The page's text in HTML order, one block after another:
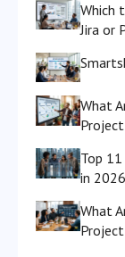
Which
Jira or
What
Top
in 2026
What